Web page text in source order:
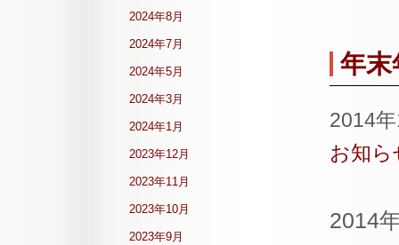
年末
2014
お知ら
2014
2024年8月
2024年7月
2024年5月
2024年3月
2024年1月
2023年12月
2023年11月
2023年10月
2023年9月